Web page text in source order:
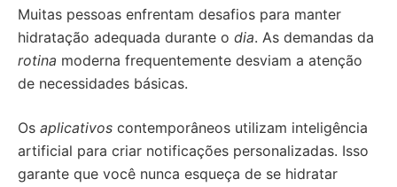
Muitas pessoas enfrentam desafios para manter
hidratação adequada durante o dia. As demandas da
rotina moderna frequentemente desviam a atenção
de necessidades básicas.
Os aplicativos contemporâneos utilizam inteligência
artificial para criar notificações personalizadas. Isso
garante que você nunca esqueça de se hidratar